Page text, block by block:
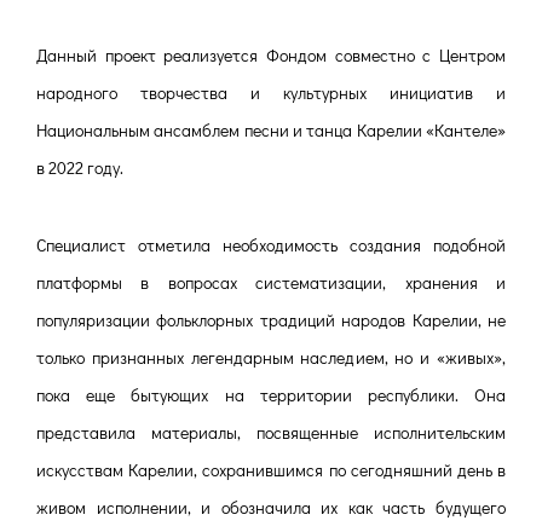
Данный проект реализуется Фондом совместно с Центром
народного творчества и культурных инициатив и
Национальным ансамблем песни и танца Карелии «Кантеле»
в 2022 году.
Специалист отметила необходимость создания подобной
платформы в вопросах систематизации, хранения и
популяризации фольклорных традиций народов Карелии, не
только признанных легендарным наследием, но и «живых»,
пока еще бытующих на территории республики. Она
представила материалы, посвященные исполнительским
искусствам Карелии, сохранившимся по сегодняшний день в
живом исполнении, и обозначила их как часть будущего